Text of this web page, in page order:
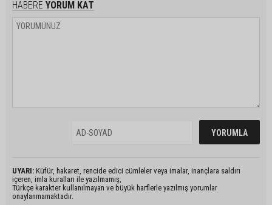
HABERE YORUM KAT
UYARI: Küfür, hakaret, rencide edici cümleler veya imalar, inançlara saldırı
içeren, imla kuralları ile yazılmamış,
Türkçe karakter kullanılmayan ve büyük harflerle yazılmış yorumlar
onaylanmamaktadır.